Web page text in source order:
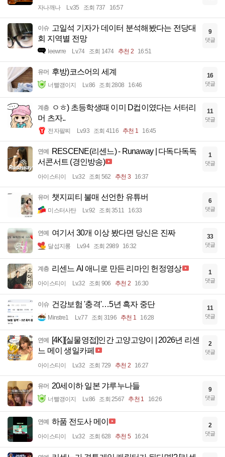
자나깨나 Lv.35 조회 737 16:57
이슈 고일석 기자가 데이터 분석해봤다는 전당대
회 지역별 전망
Ieewrre Lv.74 조회 1474 추천 2 16:51
9
댓글
유머 후방)코스어의 세계
너빨갱이지 Lv.86 조회 2808 16:46
16
댓글
계층
ㅇㅎ) 초등학생때 이미 D컵이였다는 서터리
머 츠자..
전자팔찌 Lv.93 조회 4116 추천 1 16:45
11
댓글
연예 RESCENE(리센느) - Runaway | 다독다독독
서콘서트 (경인방송)
아이스티이 Lv.32 조회 562 추천 3 16:37
1
댓글
유머 챗지피티 불매 선언한 유튜버
미스터사탄 Lv.92 조회 3511 16:33
6
댓글
연예 여기서 30개 이상 봤다면 당신은 진짜
달섭지롱 Lv.94 조회 2989 16:32
33
댓글
계층 리센느 AI 애니로 만든 리마인 헌정영상
아이스티이 Lv.32 조회 906 추천 2 16:30
1
댓글
이슈 건강보험 '충격'…5년 흑자 중단
Minstre1 Lv.77 조회 3196 추천 1 16:28
11
댓글
연예 [4K][실물영접]인간 고양고양이 | 2026년 리센
느 메이 생일카페
아이스티이 Lv.32 조회 729 추천 2 16:27
2
댓글
유머 20세이하 일본 갸루누나들
너빨갱이지 Lv.86 조회 2567 추천 1 16:26
9
댓글
연예 하품 전도사 메이
아이스티이 Lv.32 조회 628 추천 5 16:24
2
댓글